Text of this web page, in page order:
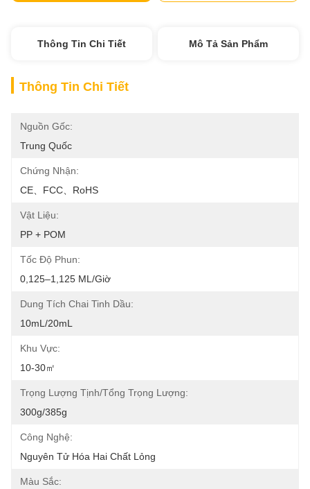
Thông Tin Chi Tiết Mô Tả Sản Phẩm
Thông Tin Chi Tiết
Nguồn Gốc:
Trung Quốc
Chứng Nhận:
CE、FCC、RoHS
Vật Liệu:
PP + POM
Tốc Độ Phun:
0,125–1,125 ML/giờ
Dung Tích Chai Tinh Dầu:
10mL/20mL
Khu Vực:
10-30㎡
Trọng Lượng Tịnh/Tổng Trọng Lượng:
300g/385g
Công Nghệ:
Nguyên Tử Hóa Hai Chất Lỏng
Màu Sắc: